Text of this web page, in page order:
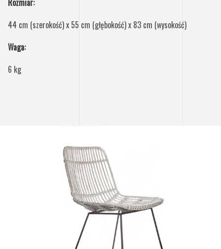
Rozmiar:
44 cm (szerokość) x 55 cm (głębokość) x 83 cm (wysokość)
Waga:
6 kg